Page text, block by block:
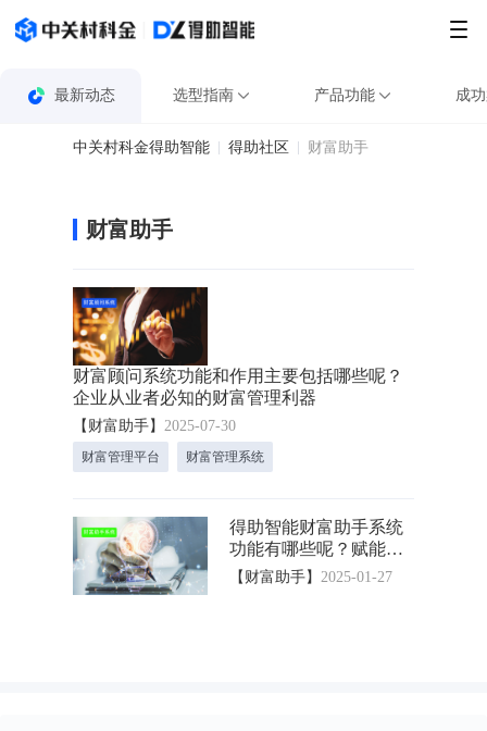
最新动态 选型指南 产品功能 成
中关村科金得助智能 得助社区 财富助手
财富助手
财富顾问系统功能和作用主要包括哪些呢？
企业从业者必知的财富管理利器​
【财富助手】 2025-07-30
财富管理平台 财富管理系统
得助智能财富助手系统
功能有哪些呢？赋能投
资决策升级！
【财富助手】 2025-01-27